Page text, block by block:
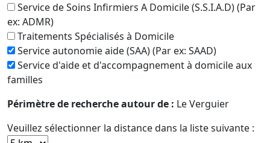
Service de Soins Infirmiers A Domicile (S.S.I.A.D) (Par
ex: ADMR)
Traitements Spécialisés à Domicile
Service autonomie aide (SAA) (Par ex: SAAD)
Service d'aide et d'accompagnement à domicile aux
familles
Périmètre de recherche autour de : Le Verguier
Veuillez sélectionner la distance dans la liste suivante :